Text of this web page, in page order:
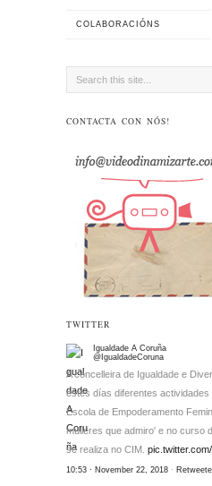
COLABORACIÓNS
CONTACTA CON NÓS!
TWITTER
Igualdade A Coruña
@IgualdadeCoruna
A concelleira de Igualdade e
estes días diferentes
Escola de Empoderamento
mulleres que admiro' e no curso
se realiza no CIM.
10:53 · November 22, 2018 ·